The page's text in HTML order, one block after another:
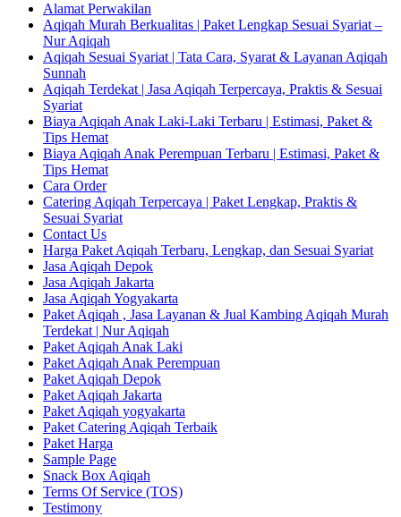
Alamat Perwakilan
Aqiqah Murah Berkualitas | Paket Lengkap Sesuai Syariat –
Nur Aqiqah
Aqiqah Sesuai Syariat | Tata Cara, Syarat & Layanan Aqiqah
Sunnah
Aqiqah Terdekat | Jasa Aqiqah Terpercaya, Praktis & Sesuai
Syariat
Biaya Aqiqah Anak Laki-Laki Terbaru | Estimasi, Paket &
Tips Hemat
Biaya Aqiqah Anak Perempuan Terbaru | Estimasi, Paket &
Tips Hemat
Cara Order
Catering Aqiqah Terpercaya | Paket Lengkap, Praktis &
Sesuai Syariat
Contact Us
Harga Paket Aqiqah Terbaru, Lengkap, dan Sesuai Syariat
Jasa Aqiqah Depok
Jasa Aqiqah Jakarta
Jasa Aqiqah Yogyakarta
Paket Aqiqah , Jasa Layanan & Jual Kambing Aqiqah Murah
Terdekat | Nur Aqiqah
Paket Aqiqah Anak Laki
Paket Aqiqah Anak Perempuan
Paket Aqiqah Depok
Paket Aqiqah Jakarta
Paket Aqiqah yogyakarta
Paket Catering Aqiqah Terbaik
Paket Harga
Sample Page
Snack Box Aqiqah
Terms Of Service (TOS)
Testimony